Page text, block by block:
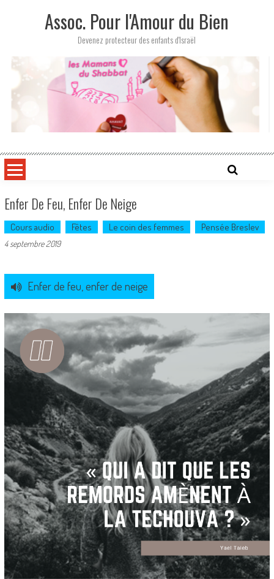
Assoc. Pour l'Amour du Bien
Devenez protecteur des enfants d'Israël
Enfer De Feu, Enfer De Neige
Cours audio Fêtes Le coin des femmes Pensée Breslev
4 septembre 2019
Enfer de feu, enfer de neige